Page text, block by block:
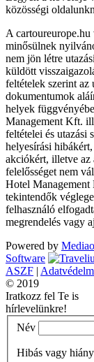
közösségi
A
minősülnek
nem jön létre
küldött
feltételek szerint az
dokumentumok
helyek
Management Kft.
feltételei és utazási
helyesírási
akciókért, illetve az
felelősséget nem
Hotel Management
tekintendők
felhasználó
megrendelés vagy
Powered by
Software
ASZF |
© 2019
Iratkozz fel Te is
hírlevelünkre!
Név
Hibás vagy